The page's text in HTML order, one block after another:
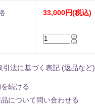
33,000円(税込)
引法に基づく表記 (返品など)
続ける
について問い合わせる